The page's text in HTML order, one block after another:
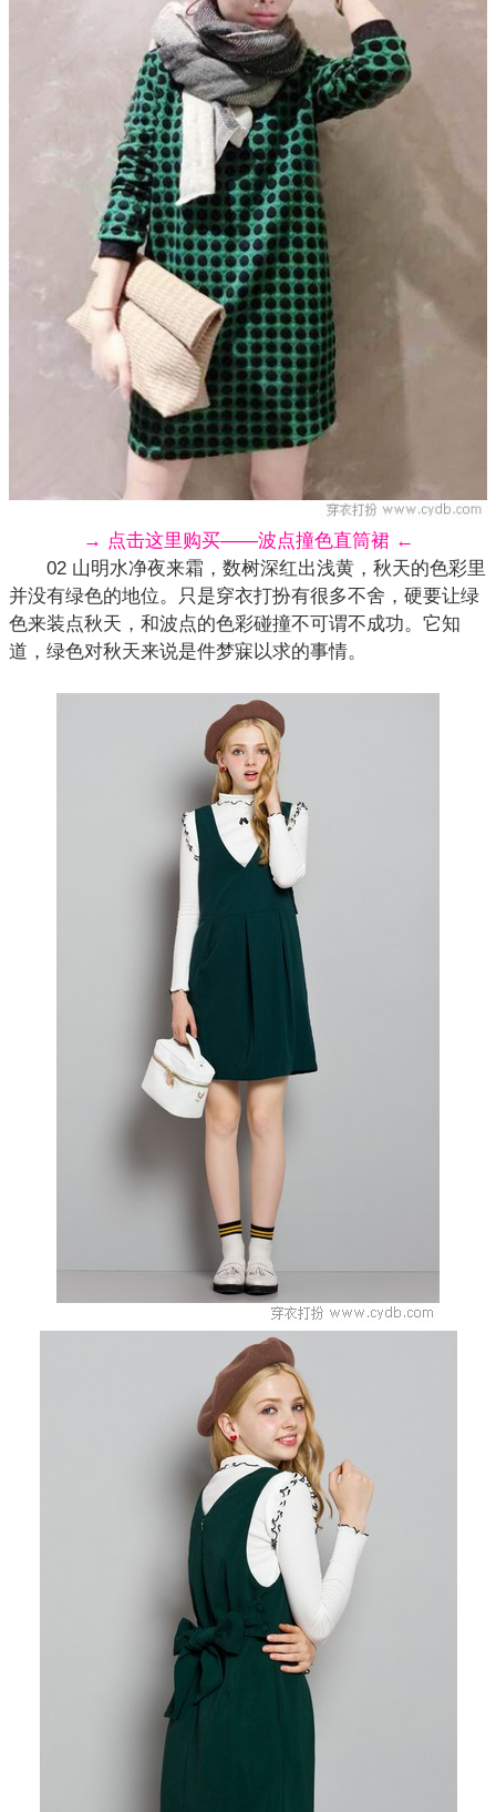
→ 点击这里购买——波点撞色直筒裙 ←
02 山明水净夜来霜，数树深红出浅黄，秋天的色彩里
并没有绿色的地位。只是穿衣打扮有很多不舍，硬要让绿
色来装点秋天，和波点的色彩碰撞不可谓不成功。它知
道，绿色对秋天来说是件梦寐以求的事情。